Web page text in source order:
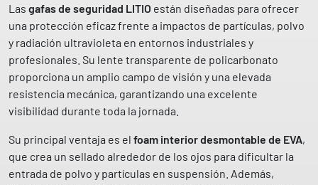
n
o
r
á
m
i
c
a
Las gafas de seguridad LITIO están diseñadas para ofrecer
una protección eficaz frente a impactos de partículas, polvo
y radiación ultravioleta en entornos industriales y
profesionales. Su lente transparente de policarbonato
proporciona un amplio campo de visión y una elevada
resistencia mecánica, garantizando una excelente
visibilidad durante toda la jornada.
Su principal ventaja es el foam interior desmontable de EVA,
que crea un sellado alrededor de los ojos para dificultar la
entrada de polvo y partículas en suspensión. Además,